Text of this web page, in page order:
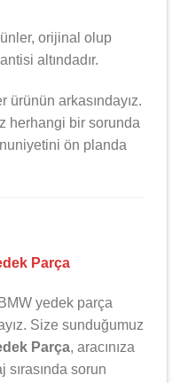
orijinal olup
altındadır.
ürünün arkasındayız.
herhangi bir sorunda
ön planda
Parça
BMW yedek parça
Size sunduğumuz
Parça, aracınıza
sorun